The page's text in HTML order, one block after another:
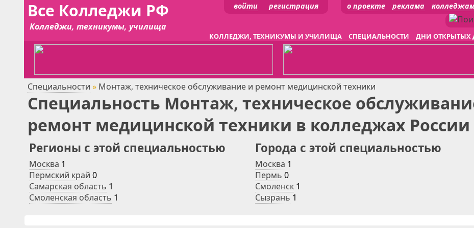
Все Колледжи РФ
Колледжи, техникумы, училища
о проекте реклама
войти регистрация
КОЛЛЕДЖИ, ТЕХНИКУМЫ И УЧИЛИЩА СПЕЦИАЛЬНОСТИ ДНИ ОТКРЫТЫХ
Специальности » Монтаж, техническое обслуживание и ремонт медицинской техники
Специальность Монтаж, техническое
ремонт медицинской техники в колледжах России
Регионы с этой специальностью
Москва 1
Пермский край 0
Самарская область 1
Смоленская область 1
Города с этой специальностью
Москва 1
Пермь 0
Смоленск 1
Сызрань 1